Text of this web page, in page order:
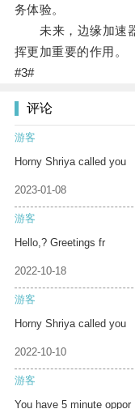
务体验。
未来，边缘加速器
挥更加重要的作用。
#3#
评论
游客
Horny Shriya called you
2023-01-08
游客
Hello,? Greetings fr
2022-10-18
游客
Horny Shriya called you
2022-10-10
游客
You have 5 minute oppor